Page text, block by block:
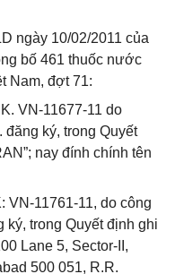
ngày 10/02/2011 của
bố 461 thuốc nước
Nam, đợt 71:
VN-11677-11 do
ký, trong Quyết
nay đính chính tên
VN-11761-11, do công
trong Quyết định ghi
Lane 5, Sector-II,
500 051, R.R.